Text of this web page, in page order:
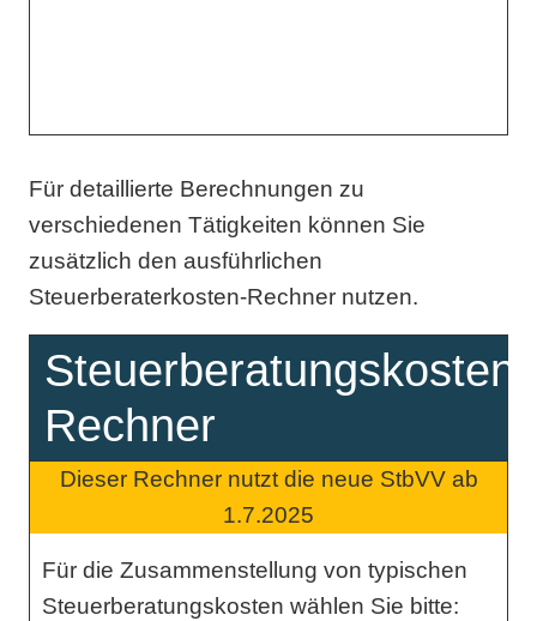
Für detaillierte Berechnungen zu
verschiedenen Tätigkeiten können Sie
zusätzlich den ausführlichen
Steuerberaterkosten-Rechner nutzen.
Steuerberatungskosten
Rechner
Dieser Rechner nutzt die neue StbVV ab
1.7.2025
Für die Zusammenstellung von typischen
Steuerberatungskosten wählen Sie bitte: